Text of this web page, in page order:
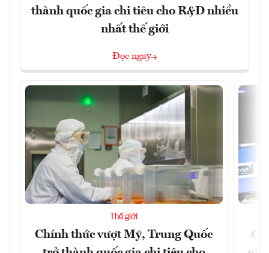
thành quốc gia chi tiêu cho R&D nhiều
nhất thế giới
Đọc ngay
Thế giới
Chính thức vượt Mỹ, Trung Quốc